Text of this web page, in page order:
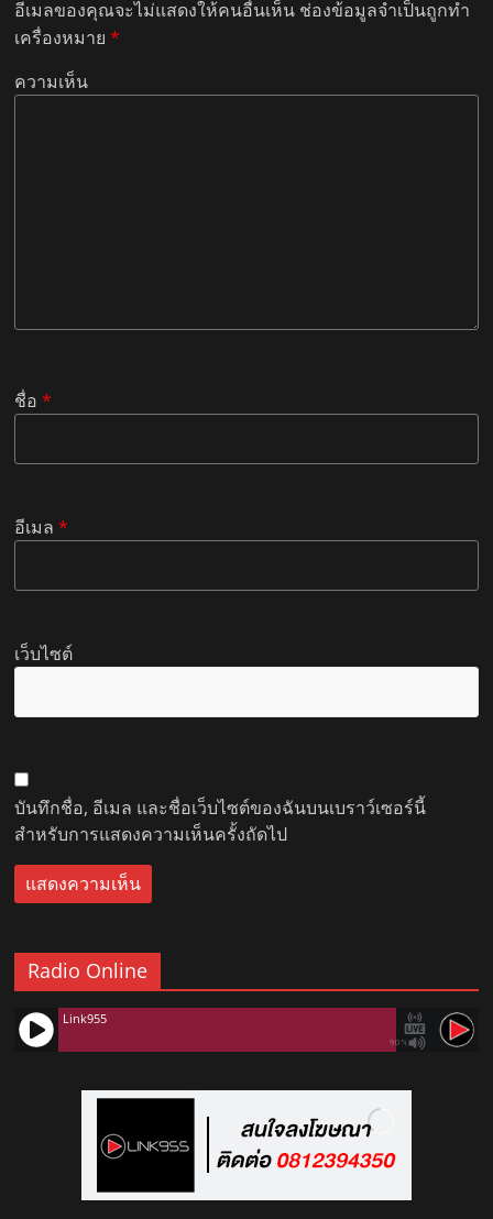
อีเมลของคุณจะไม่แสดงให้คนอื่นเห็น ช่องข้อมูลจำเป็นถูกทำ
เครื่องหมาย*
ความเห็น
ชื่อ*
อีเมล*
เว็บไซต์
บันทึกชื่อ, อีเมล และชื่อเว็บไซต์ของฉันบนเบราว์เซอร์นี้
สำหรับการแสดงความเห็นครั้งถัดไป
Radio Online
90%
Link955